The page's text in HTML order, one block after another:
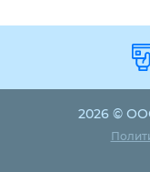
2026 ©